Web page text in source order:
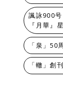
諷詠900号
『月華』
「泉」50
「轍」創